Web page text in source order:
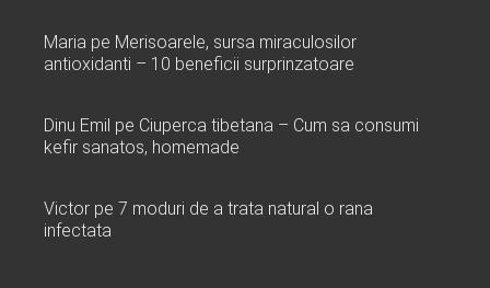
Maria pe Merisoarele, sursa miraculosilor
antioxidanti – 10 beneficii surprinzatoare
Dinu Emil pe Ciuperca tibetana – Cum sa consumi
kefir sanatos, homemade
Victor pe 7 moduri de a trata natural o rana
infectata